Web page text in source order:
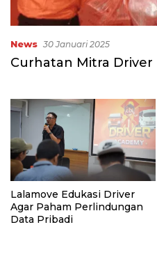
News 30 Januari 2025
Curhatan Mitra
Lalamove Edukasi Driver
Agar Paham Perlindungan
Data Pribadi